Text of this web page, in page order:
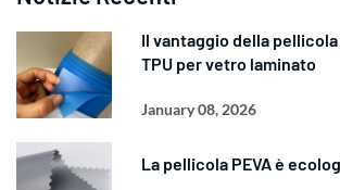
Il vantaggio della
TPU per vetro laminato
January 08, 2026
La pellicola PEVA è